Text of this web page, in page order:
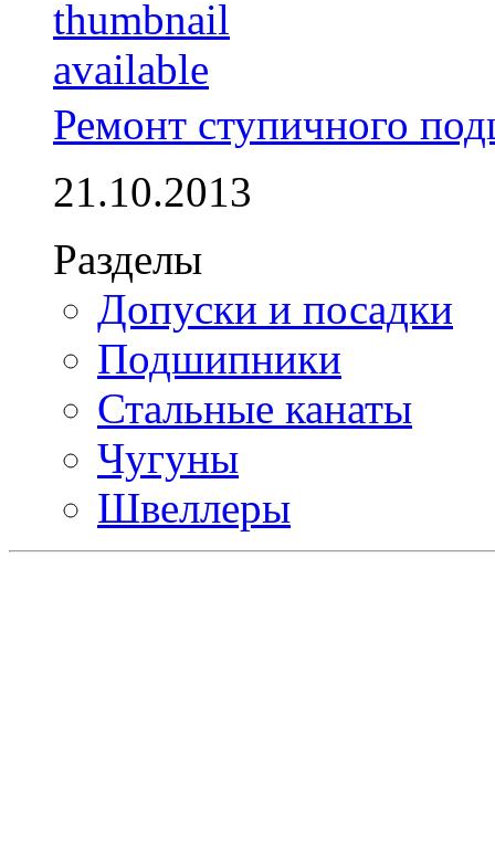
Ремонт ступичного
21.10.2013
Разделы
Допуски и посадки
Подшипники
Стальные канаты
Чугуны
Швеллеры